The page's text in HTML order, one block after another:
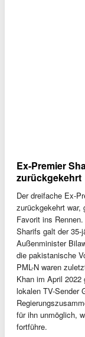
Ex-Premier
zurückgekehrt
Der dreifache Ex-
zurückgekehrt war,
Favorit ins
Sharifs galt der 35-
Außenminister
die pakistanische
PML-N waren
Khan im April
lokalen TV-Sender
für ihn unmöglich,
fortführe.